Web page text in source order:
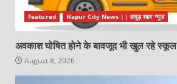
Featured Hapur City News || हापुड़ शहर न्यूज़
अवकाश घोषित होने के बावजूद भी खुल रहे स्कूल
August 8, 2026